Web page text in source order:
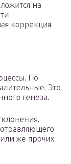
на
коррекция
По
Это
генеза.
же прочих